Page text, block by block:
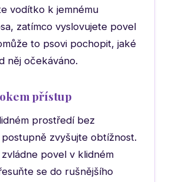
vodítko k jemnému
zatímco vyslovujete povel
to psovi pochopit, jaké
něj očekáváno.
přístup
prostředí bez
zvyšujte obtížnost.
povel v klidném
se do rušnějšího